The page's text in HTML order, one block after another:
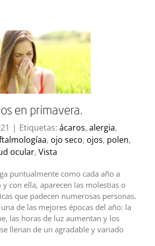
en primavera.
| Etiquetas: ácaros, alergia,
, ojo seco, ojos, polen,
ocular, Vista
puntualmente como cada año a
con ella, aparecen las molestias o
que padecen numerosas personas.
de las mejores épocas del año: la
las horas de luz aumentan y los
llenan de un agradable y variado